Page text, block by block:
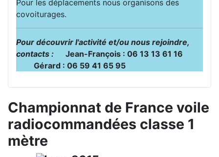
Pour les déplacements nous organisons des
covoiturages.
Pour découvrir l'activité et/ou nous rejoindre,
contacts :
Jean-François : 06 13 13 61 16
Gérard : 06 59 41 65 95
Championnat de France voile
radiocommandées classe 1
mètre